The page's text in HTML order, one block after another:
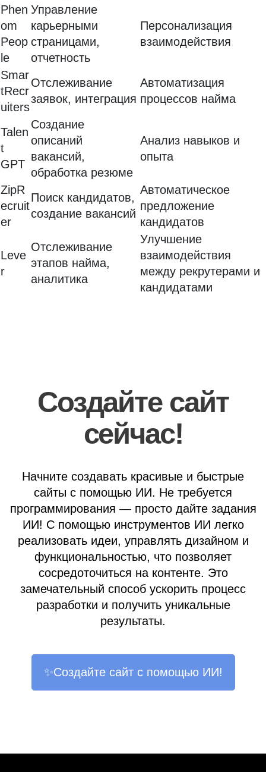
Phen
om
Peop
le
Управление
карьерными
страницами,
отчетность
Персонализация
взаимодействия
Smar
tRecr
uiters
Отслеживание
заявок, интеграция
Автоматизация
процессов найма
Talen
t
GPT
Создание
описаний
вакансий,
обработка резюме
Анализ навыков и
опыта
ZipR
ecruit
er
Поиск кандидатов,
создание вакансий
Автоматическое
предложение
кандидатов
Leve
r
Отслеживание
этапов найма,
аналитика
Улучшение
взаимодействия
между рекрутерами и
кандидатами
Создайте сайт
сейчас!
Начните создавать красивые и быстрые
сайты с помощью ИИ. Не требуется
программирования — просто дайте задания
ИИ! С помощью инструментов ИИ легко
реализовать идеи, управлять дизайном и
функциональностью, что позволяет
сосредоточиться на контенте. Это
замечательный способ ускорить процесс
разработки и получить уникальные
результаты.
✨Создайте сайт с помощью ИИ!